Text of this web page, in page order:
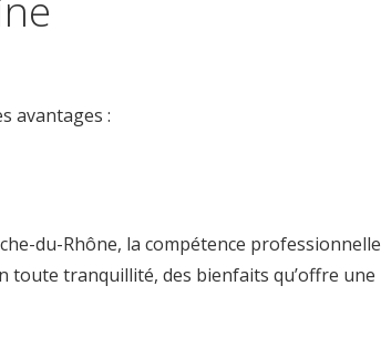
avantages :
du-Rhône, la compétence professionnelle
toute tranquillité, des bienfaits qu’offre une